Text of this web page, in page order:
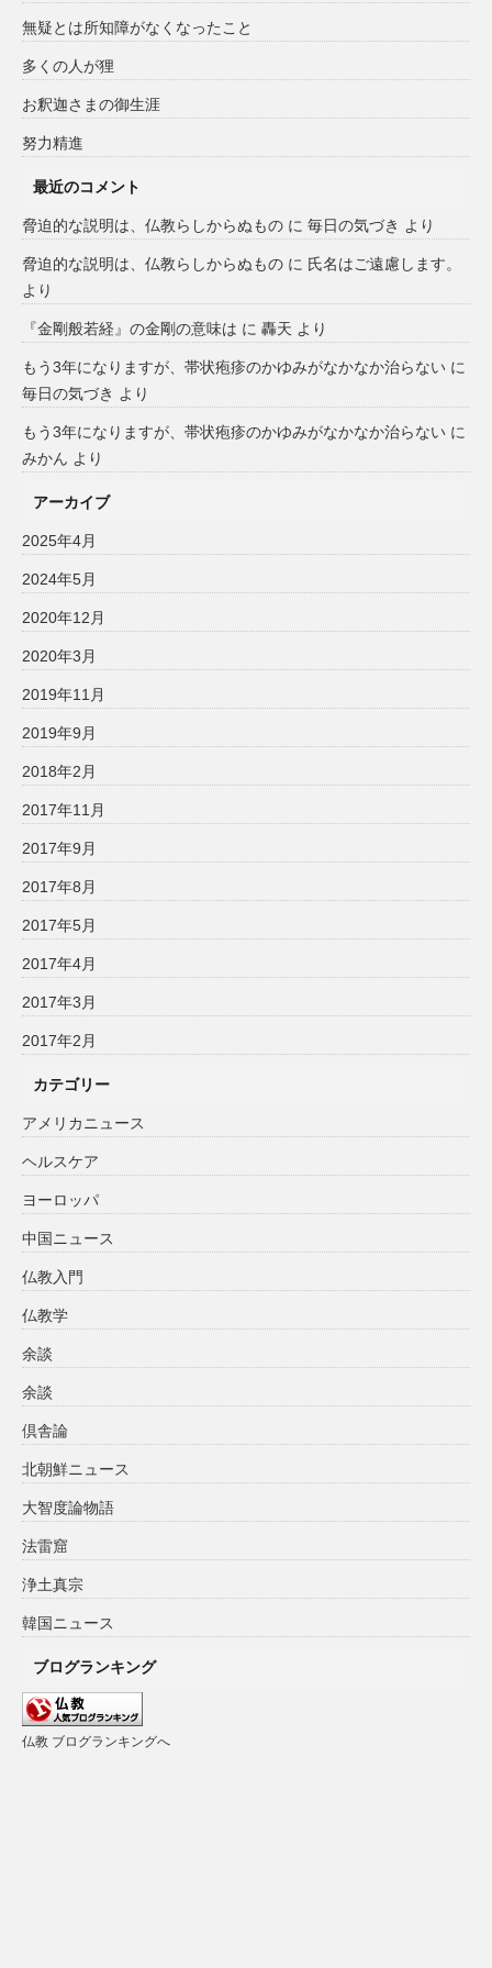
無疑とは所知障がなくなったこと
多くの人が狸
お釈迦さまの御生涯
努力精進
最近のコメント
脅迫的な説明は、仏教らしからぬもの に 毎日の気づき より
脅迫的な説明は、仏教らしからぬもの に 氏名はご遠慮します。
より
『金剛般若経』の金剛の意味は に 轟天 より
もう3年になりますが、帯状疱疹のかゆみがなかなか治らない に
毎日の気づき より
もう3年になりますが、帯状疱疹のかゆみがなかなか治らない に
みかん より
アーカイブ
2025年4月
2024年5月
2020年12月
2020年3月
2019年11月
2019年9月
2018年2月
2017年11月
2017年9月
2017年8月
2017年5月
2017年4月
2017年3月
2017年2月
カテゴリー
アメリカニュース
ヘルスケア
ヨーロッパ
中国ニュース
仏教入門
仏教学
余談
余談
倶舎論
北朝鮮ニュース
大智度論物語
法雷窟
浄土真宗
韓国ニュース
ブログランキング
仏教 ブログランキングへ